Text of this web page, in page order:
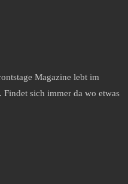
Magazine lebt im
Findet sich immer da wo etwas